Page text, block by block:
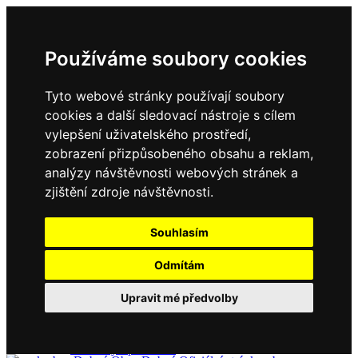
Používáme soubory cookies
Tyto webové stránky používají soubory
cookies a další sledovací nástroje s cílem
vylepšení uživatelského prostředí,
zobrazení přizpůsobeného obsahu a reklam,
analýzy návštěvnosti webových stránek a
zjištění zdroje návštěvnosti.
Souhlasím
Odmítám
Upravit mé předvolby
Domů
Kontakty
Úřední deska
Vyhlášky
Složení zastupitelstva